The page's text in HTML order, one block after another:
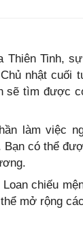
Tinh,
nhật cuối
sẽ tìm được
làm việc
có thể
chiếu
mở rộng